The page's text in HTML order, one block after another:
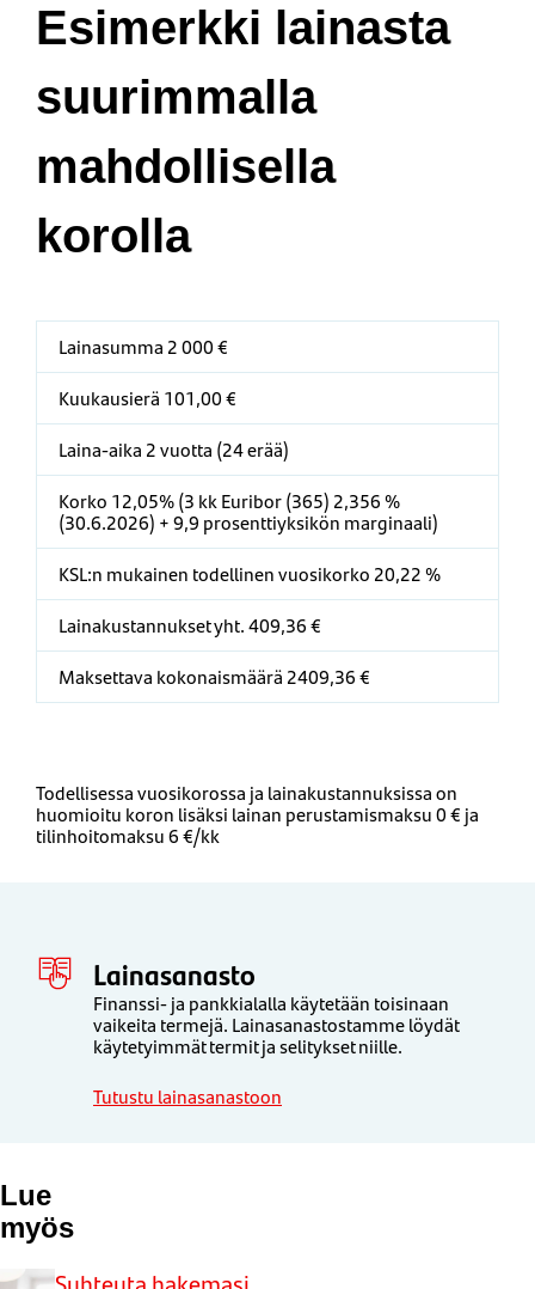
Esimerkki lainasta
suurimmalla
mahdollisella
korolla
Lainasumma 2 000 €
Kuukausierä 101,00 €
Laina-aika 2 vuotta (24 erää)
Korko 12,05% (3 kk Euribor (365) 2,356 %
(30.6.2026) + 9,9 prosenttiyksikön marginaali)
KSL:n mukainen todellinen vuosikorko 20,22 %
Lainakustannukset yht. 409,36 €
Maksettava kokonaismäärä 2409,36 €
Todellisessa vuosikorossa ja lainakustannuksissa on
huomioitu koron lisäksi lainan perustamismaksu 0 € ja
tilinhoitomaksu 6 €/kk
Lainasanasto
Finanssi- ja pankkialalla käytetään toisinaan
vaikeita termejä. Lainasanastostamme löydät
käytetyimmät termit ja selitykset niille.
Tutustu lainasanastoon
Lue
myös